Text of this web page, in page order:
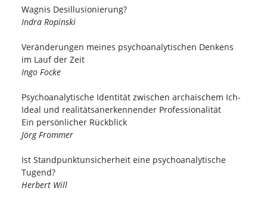
Wagnis Desillusionierung?
Indra Ropinski
Veränderungen meines psychoanalytischen Denkens
im Lauf der Zeit
Ingo Focke
Psychoanalytische Identität zwischen archaischem Ich-
Ideal und realitätsanerkennender Professionalität
Ein persönlicher Rückblick
Jörg Frommer
Ist Standpunktunsicherheit eine psychoanalytische
Tugend?
Herbert Will